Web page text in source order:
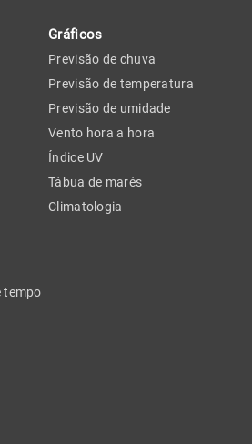
tempo
Gráficos
Previsão de chuva
Previsão de temperatura
Previsão de umidade
Vento hora a hora
Índice UV
Tábua de marés
Climatologia